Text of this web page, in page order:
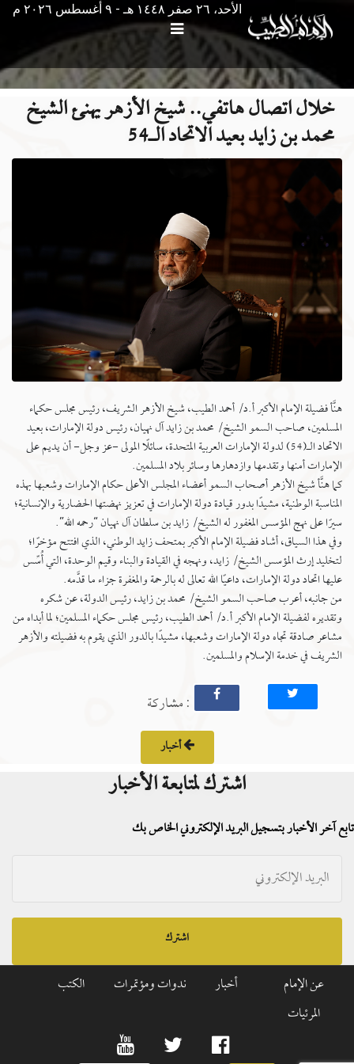
الأحد، ٢٦ صفر ١٤٤٨ هـ - ۹ أغسطس ۲۰۲٦ م
خلال اتصال هاتفي.. شيخ الأزهر يهنئ الشيخ
محمد بن زايد بعيد الاتحاد الـ54 ‌
هنَّأ فضيلة الإمام الأكبر أ.د/ أحمد الطيب، شيخ الأزهر الشريف، رئيس مجلس حكماء
المسلمين، صاحب السمو الشيخ/ محمد بن زايد آل نهيان، رئيس دولة الإمارات، بعيد
الاتحاد الـ(54) لدولة الإمارات العربية المتحدة، سائلًا المولى -عز وجل- أن يديم على
الإمارات أمنها وتقدمها وازدهارها وسائر بلاد المسلمين.
كما هنَّأ شيخ الأزهر أصحاب السمو أعضاء المجلس الأعلى حكام الإمارات وشعبها بهذه
المناسبة الوطنية، مشيدًا بدور قيادة دولة الإمارات في تعزيز نهضتها الحضارية والإنسانية؛
سيرًا على نهج المؤسس المغفور له الشيخ/ زايد بن سلطان آل نهيان “رحمه الله”.
وفي هذا السياق، أشاد فضيلة الإمام الأكبر بمتحف زايد الوطني، الذي افتتح مؤخرًا؛
لتخليد إرث المؤسس الشيخ/ زايد، ونهجه في القيادة والبناء وقيم الوحدة، التي أُسِّس
عليها اتحاد دولة الإمارات، داعيًا الله تعالى له بالرحمة والمغفرة جزاء ما قدَّمه.
من جانبه، أعرب صاحب السمو الشيخ/ محمد بن زايد، رئيس الدولة، عن شكره
وتقديره لفضيلة الإمام الأكبر أ.د/ أحمد الطيب، رئيس مجلس حكماء المسلمين؛ لما أبداه من
مشاعر صادقة تجاه دولة الإمارات وشعبها، مشيدًا بالدور الذي يقوم به فضيلته والأزهر
الشريف في خدمة الإسلام والمسلمين.
: مشاركة
أخبار
اشترك لمتابعة الأخبار
تابع آخر الأخبار بتسجيل البريد الإلكتروني الخاص بك
اشترك
عن الإمام أخبار ندوات ومؤتمرات
الكتب
المرئيات